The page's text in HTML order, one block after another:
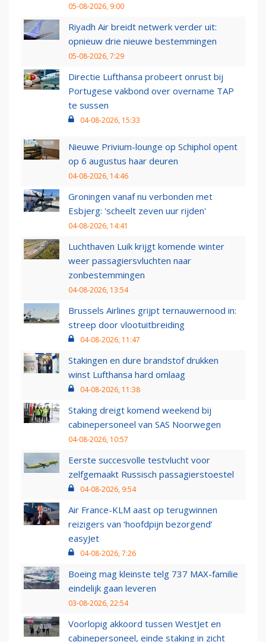
05-08-2026, 9:00
Riyadh Air breidt netwerk verder uit:
opnieuw drie nieuwe bestemmingen
05-08-2026, 7:29
Directie Lufthansa probeert onrust bij
Portugese vakbond over overname TAP
te sussen
04-08-2026, 15:33
Nieuwe Privium-lounge op Schiphol opent
op 6 augustus haar deuren
04-08-2026, 14:46
Groningen vanaf nu verbonden met
Esbjerg: 'scheelt zeven uur rijden'
04-08-2026, 14:41
Luchthaven Luik krijgt komende winter
weer passagiersvluchten naar
zonbestemmingen
04-08-2026, 13:54
Brussels Airlines grijpt ternauwernood in:
streep door vlootuitbreiding
04-08-2026, 11:47
Stakingen en dure brandstof drukken
winst Lufthansa hard omlaag
04-08-2026, 11:38
Staking dreigt komend weekend bij
cabinepersoneel van SAS Noorwegen
04-08-2026, 10:57
Eerste succesvolle testvlucht voor
zelfgemaakt Russisch passagierstoestel
04-08-2026, 9:54
Air France-KLM aast op terugwinnen
reizigers van ‘hoofdpijn bezorgend’
easyJet
04-08-2026, 7:26
Boeing mag kleinste telg 737 MAX-familie
eindelijk gaan leveren
03-08-2026, 22:54
Voorlopig akkoord tussen WestJet en
cabinepersoneel, einde staking in zicht